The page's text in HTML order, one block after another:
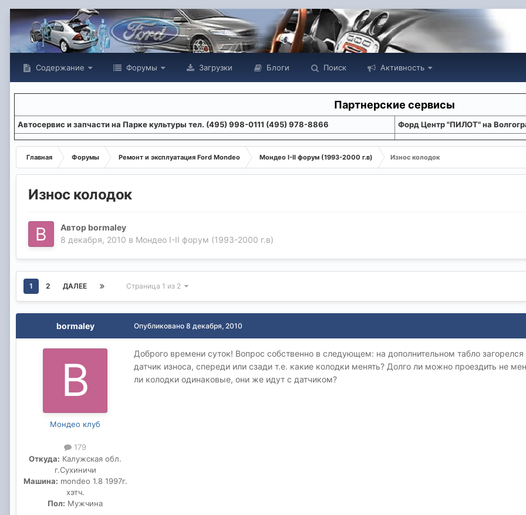
Содержание Форумы Загрузки Блоги Поиск Активность
Партнерские сервисы
Aвтосервис и запчасти на Парке культуры тел. (495) 998-0111 (495) 978-8866 Форд Центр "ПИЛОТ" на
Главная Форумы Ремонт и эксплуатация Ford Mondeo Мондео I-II форум (1993-2000 г.в) Износ колодок
Износ колодок
Автор bormaley
8 декабря, 2010 в Мондео I-II форум (1993-2000 г.в)
1 2 ДАЛЕЕ Страница 1 из 2
bormaley
Мондео клуб
179
Откуда: Калужская обл.
г.Сухиничи
Машина: mondeo 1.8 1997г.
хэтч.
Пол: Мужчина
Опубликовано 8 декабря, 2010
Доброго времени суток! Вопрос собственно в следующем: на дополнительном табло
датчик износа, спереди или сзади т.е. какие колодки менять? Долго ли можно проездить не
ли колодки одинаковые, они же идут с датчиком?